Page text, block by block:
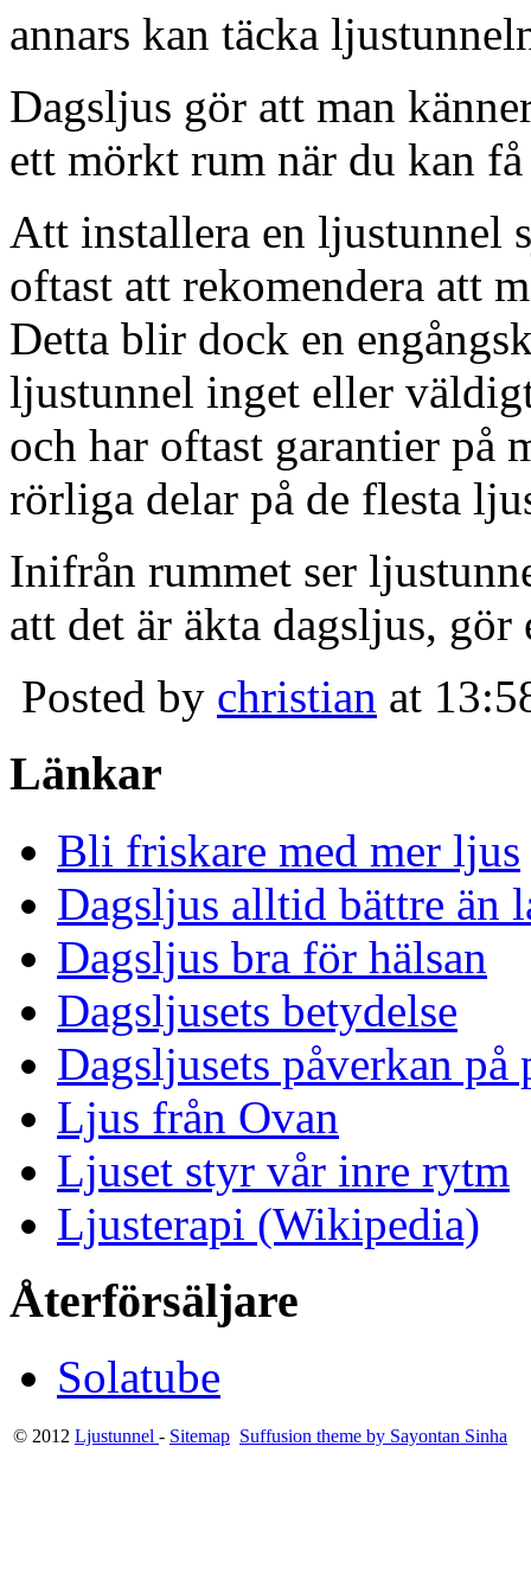
annars kan täcka
Dagsljus gör att man
ett mörkt rum när du kan
Att installera en ljustunnel
oftast att rekomendera att
Detta blir dock en
ljustunnel inget eller
och har oftast garantier på
rörliga delar på de flesta
Inifrån rummet ser
att det är äkta dagsljus,
Posted by christian at
Länkar
Bli friskare med mer ljus
Dagsljus alltid bättre än
Dagsljus bra för hälsan
Dagsljusets betydelse
Dagsljusets påverkan på
Ljus från Ovan
Ljuset styr vår inre rytm
Ljusterapi (Wikipedia)
Återförsäljare
Solatube
© 2012 Ljustunnel - Sitemap Suffusion theme by Sayontan Sinha